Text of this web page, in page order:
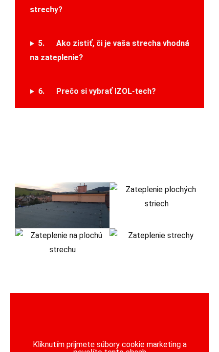
strechy?
5. Ako zistiť, či je vaša strecha vhodná
na zateplenie?
6. Prečo si vybrať IZOL-tech?
Kliknutím prijmete súbory cookie marketing a